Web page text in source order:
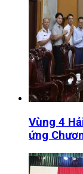
Vùng 4
ứng